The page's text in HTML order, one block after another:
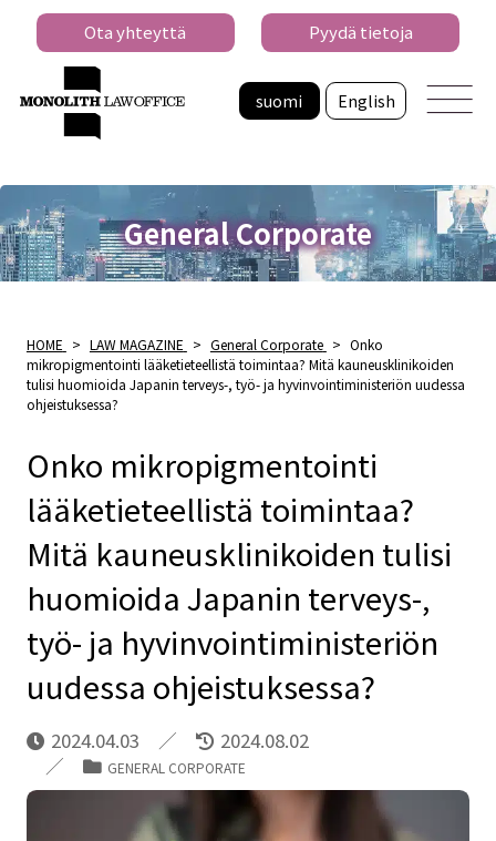
suomi English
Ota yhteyttä Pyydä tietoja
General Corporate
HOME > LAW MAGAZINE > General Corporate > Onko
mikropigmentointi lääketieteellistä toimintaa? Mitä kauneusklinikoiden
tulisi huomioida Japanin terveys-, työ- ja hyvinvointiministeriön uudessa
ohjeistuksessa?
Onko mikropigmentointi
lääketieteellistä toimintaa?
Mitä kauneusklinikoiden tulisi
huomioida Japanin terveys-,
työ- ja hyvinvointiministeriön
uudessa ohjeistuksessa?
2024.04.03 2024.08.02
GENERAL CORPORATE